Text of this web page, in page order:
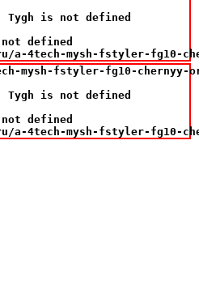
Tygh is not defined
defined
a-4tech-mysh-fstyler-fg10-
fstyler-fg10-chernyy-
Tygh is not defined
defined
a-4tech-mysh-fstyler-fg10-